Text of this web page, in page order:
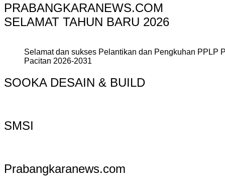
PRABANGKARANEWS.COM
SELAMAT TAHUN BARU 2026
Selamat dan sukses Pelantikan dan Pengkuhan PPLP
Pacitan 2026-2031
SOOKA DESAIN & BUILD
SMSI
Prabangkaranews.com